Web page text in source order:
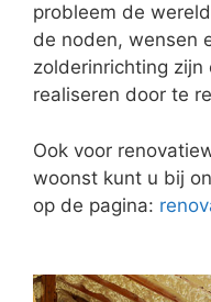
probleem de
de noden, wensen
zolderinrichting zijn
realiseren door te
Ook voor
woonst kunt u bij
op de pagina: